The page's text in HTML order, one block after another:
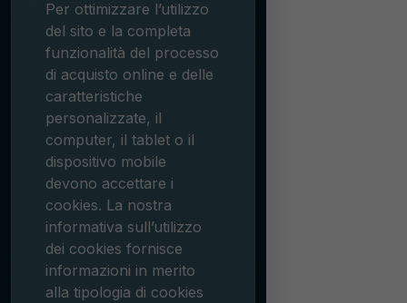
Per ottimizzare l’utilizzo
del sito e la completa
funzionalità del processo
di acquisto online e delle
caratteristiche
personalizzate, il
computer, il tablet o il
dispositivo mobile
devono accettare i
cookies. La nostra
informativa sull’utilizzo
dei cookies fornisce
informazioni in merito
alla tipologia di cookies